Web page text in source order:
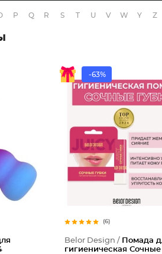
P Q R S T U V W Y Z
-63%
(6)
Belor Design / Помада
гигиеническая Сочные